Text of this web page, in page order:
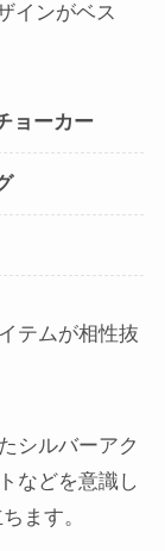
インがベス
ョーカー
テムが相性抜
シルバーアク
などを意識し
ます。